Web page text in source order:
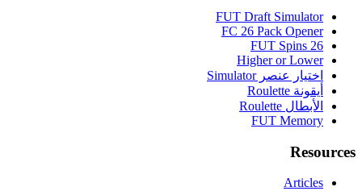
FUT Draft Simulator
FC 26 Pack Opener
FUT Spins 26
Higher or Lower
اختيار عنصر Simulator
أيقونة Roulette
الأبطال Roulette
FUT Memory
Resources
Articles